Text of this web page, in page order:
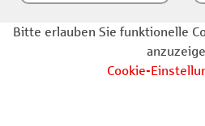
Bitte erlauben Sie funktionelle
Cookie-